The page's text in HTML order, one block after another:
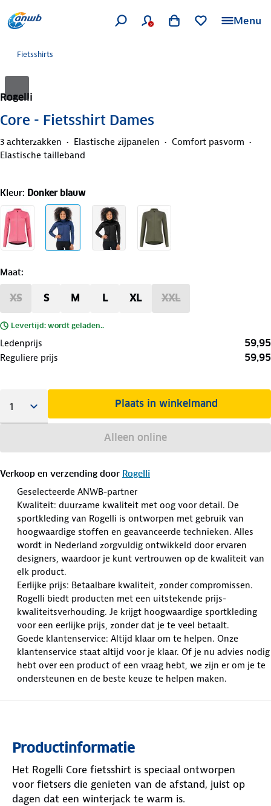
Menu
Fietsshirts
Rogelli
Core - Fietsshirt Dames
3 achterzakken Elastische zijpanelen
Comfort pasvorm
Elastische tailleband
Kleur: Donker blauw
Maat:
XS S M L XL XXL
Levertijd: wordt geladen..
Ledenprijs 59,95
Reguliere prijs 59,95
Plaats in winkelmand
Alleen online
Verkoop en verzending door Rogelli
Geselecteerde ANWB-partner
Kwaliteit: duurzame kwaliteit met oog voor detail. De
sportkleding van Rogelli is ontworpen met gebruik van
hoogwaardige stoffen en geavanceerde technieken. Alles
wordt in Nederland zorgvuldig ontwikkeld door ervaren
designers, waardoor je kunt vertrouwen op de kwaliteit van
elk product.
Eerlijke prijs: Betaalbare kwaliteit, zonder compromissen.
Rogelli biedt producten met een uitstekende prijs-
kwaliteitsverhouding. Je krijgt hoogwaardige sportkleding
voor een eerlijke prijs, zonder dat je te veel betaalt.
Goede klantenservice: Altijd klaar om te helpen. Onze
klantenservice staat altijd voor je klaar. Of je nu advies nodig
hebt over een product of een vraag hebt, we zijn er om je te
ondersteunen en de beste keuze te helpen maken.
Productinformatie
Het Rogelli Core fietsshirt is speciaal ontworpen
voor fietsers die genieten van de afstand, juist op
dagen dat een winterjack te warm is.